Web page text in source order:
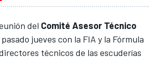
del Comité Asesor Técnico
jueves con la FIA y la Fórmula
técnicos de las escuderías